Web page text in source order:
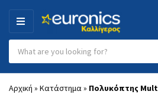
MENU
Category name
Αρχική » Κατάστημα» Πολυκόπτης